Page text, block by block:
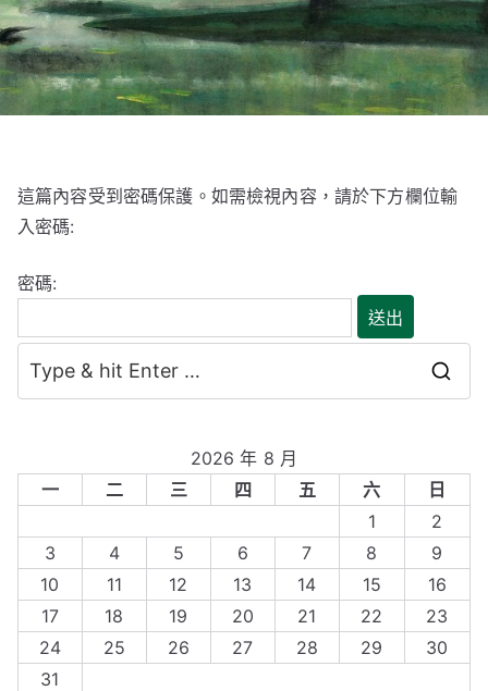
這篇內容受到密碼保護。如需檢視內容，請於下方欄位輸
入密碼:
密碼:
r
c
h
f
o
r
:
2026 年 8 月
一
二 三 四 五 六
日
1
2
3
4 5 6 7 8
9
10
11 12 13 14 15
16
17
18 19 20 21 22
23
24
25 26 27 28 29
30
31